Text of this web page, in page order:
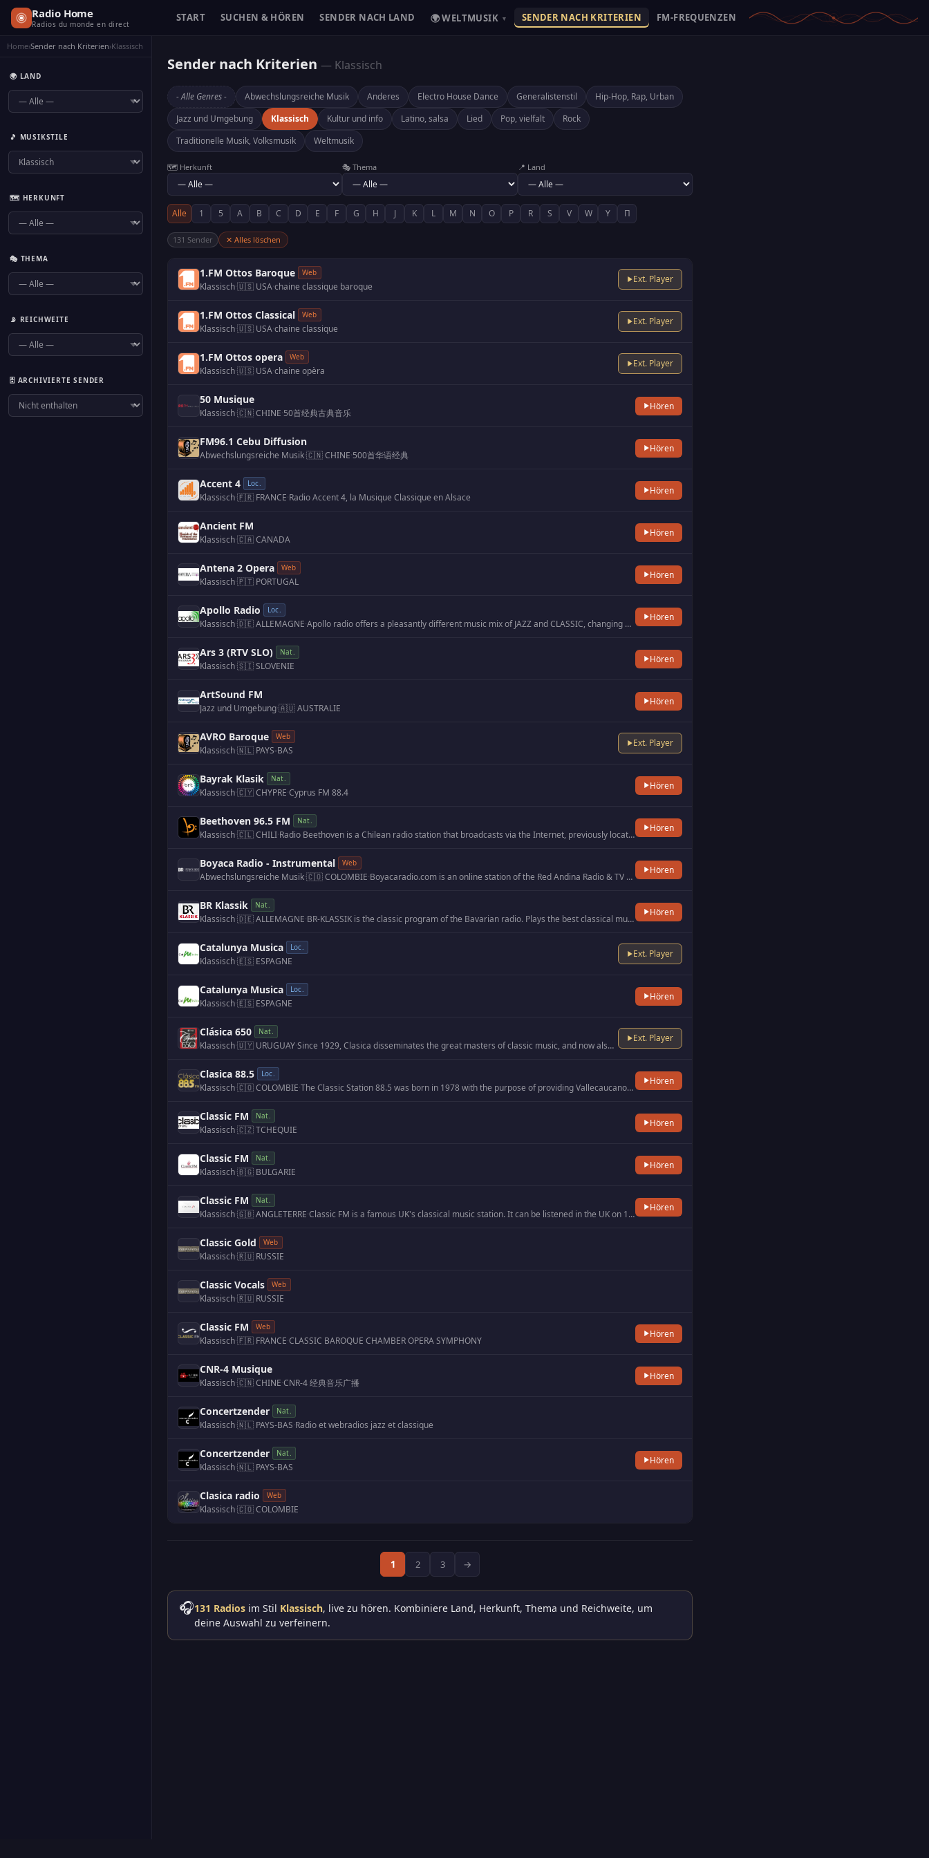
Radio Home
Radios du monde en direct
START SUCHEN & HÖREN SENDER NACH LAND 🌍 WELTMUSIK ▾ SENDER NACH KRITERIEN FM-FREQUENZEN
Home›Sender nach Kriterien›Klassisch
🌍 LAND
🎵 MUSIKSTILE
🗺️ HERKUNFT
🎭 THEMA
📡 REICHWEITE
🗄️ ARCHIVIERTE SENDER
Sender nach Kriterien — Klassisch
- Alle Genres - Abwechslungsreiche Musik Anderes Electro House Dance Generalistenstil
Hip-Hop, Rap, Urban
Jazz und Umgebung
Klassisch Kultur und info Latino, salsa Lied Pop, vielfalt
Rock
Traditionelle Musik, Volksmusik
Weltmusik
🗺️ Herkunft 🎭 Thema 📍 Land
Alle 1 5 A B C D E F G H J K L M N O P R S V W Y П
131 Sender ✕ Alles löschen
1.FM Ottos Baroque Web
Klassisch·🇺🇸 USA·chaine classique baroque
Ext. Player
1.FM Ottos Classical Web
Klassisch·🇺🇸 USA·chaine classique
Ext. Player
1.FM Ottos opera Web
Klassisch·🇺🇸 USA·chaine opèra
Ext. Player
50 Musique
Klassisch·🇨🇳 CHINE·50首经典古典音乐
Hören
FM96.1 Cebu Diffusion
Abwechslungsreiche Musik·🇨🇳 CHINE·500首华语经典
Hören
Accent 4 Loc.
Klassisch·🇫🇷 FRANCE·Radio Accent 4, la Musique Classique en Alsace
Hören
Ancient FM
Klassisch·🇨🇦 CANADA
Hören
Antena 2 Opera Web
Klassisch·🇵🇹 PORTUGAL
Hören
Apollo Radio Loc.
Klassisch·🇩🇪 ALLEMAGNE· Apollo radio offers a pleasantly different music mix of JAZZ and CLASSIC, changing every half an hour. Combined with …
Hören
Ars 3 (RTV SLO) Nat.
Klassisch·🇸🇮 SLOVENIE
Hören
ArtSound FM
Jazz und Umgebung·🇦🇺 AUSTRALIE
Hören
AVRO Baroque Web
Klassisch·🇳🇱 PAYS-BAS
Ext. Player
Bayrak Klasik Nat.
Klassisch·🇨🇾 CHYPRE·Cyprus FM 88.4
Hören
Beethoven 96.5 FM Nat.
Klassisch·🇨🇱 CHILI· Radio Beethoven is a Chilean radio station that broadcasts via the Internet, previously located on 96.5 MHz of the FM…
Hören
Boyaca Radio - Instrumental Web
Abwechslungsreiche Musik·🇨🇴 COLOMBIE· Boyacaradio.com is an online station of the Red Andina Radio & TV Group affiliated with its radio system of Boyacense…
Hören
BR Klassik Nat.
Klassisch·🇩🇪 ALLEMAGNE· BR-KLASSIK is the classic program of the Bavarian radio. Plays the best classical music: excellent interpretations, g…
Hören
Catalunya Musica Loc.
Klassisch·🇪🇸 ESPAGNE
Ext. Player
Catalunya Musica Loc.
Klassisch·🇪🇸 ESPAGNE
Hören
Clásica 650 Nat.
Klassisch·🇺🇾 URUGUAY· Since 1929, Clasica disseminates the great masters of classic music, and now also the new interpreters and the new cr…
Ext. Player
Clasica 88.5 Loc.
Klassisch·🇨🇴 COLOMBIE· The Classic Station 88.5 was born in 1978 with the purpose of providing Vallecaucanos with a space for meeting culture.
Hören
Classic FM Nat.
Klassisch·🇨🇿 TCHEQUIE
Hören
Classic FM Nat.
Klassisch·🇧🇬 BULGARIE
Hören
Classic FM Nat.
Klassisch·🇬🇧 ANGLETERRE· Classic FM is a famous UK's classical music station. It can be listened in the UK on 100 or 102 FM. It provides class…
Hören
Classic Gold Web
Klassisch·🇷🇺 RUSSIE
Classic Vocals Web
Klassisch·🇷🇺 RUSSIE
Classic FM Web
Klassisch·🇫🇷 FRANCE·CLASSIC BAROQUE CHAMBER OPERA SYMPHONY
Hören
CNR-4 Musique
Klassisch·🇨🇳 CHINE·CNR-4 经典音乐广播
Hören
Concertzender Nat.
Klassisch·🇳🇱 PAYS-BAS·Radio et webradios jazz et classique
Concertzender Nat.
Klassisch·🇳🇱 PAYS-BAS
Hören
Clasica radio Web
Klassisch·🇨🇴 COLOMBIE
1 2 3 →
🎧131 Radios im Stil Klassisch, live zu hören. Kombiniere Land, Herkunft, Thema und Reichweite, um
deine Auswahl zu verfeinern.